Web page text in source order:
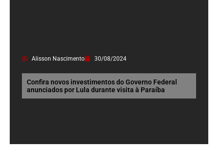
Alisson Nascimento 30/08/2024
Confira novos investimentos do Governo Federal
anunciados por Lula durante visita à Paraíba